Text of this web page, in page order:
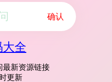
确认
大全
最新资源链接
更新